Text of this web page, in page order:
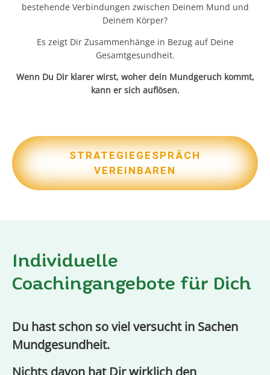
bestehende Verbindungen zwischen Deinem Mund und
Deinem Körper?
Es zeigt Dir Zusammenhänge in Bezug auf Deine
Gesamtgesundheit.
Wenn Du Dir klarer wirst, woher dein Mundgeruch kommt,
kann er sich auflösen.
STRATEGIEGESPRÄCH
VEREINBAREN
Individuelle
Coachingangebote für Dich
Du hast schon so viel versucht in Sachen
Mundgesundheit.
Nichts davon hat Dir wirklich den